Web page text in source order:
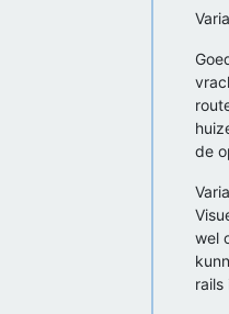
de
wel
rails